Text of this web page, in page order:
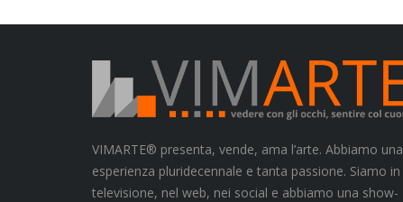
VIMARTE® presenta, vende, ama l’arte. Abbiamo una
esperienza pluridecennale e tanta passione. Siamo in
televisione, nel web, nei social e abbiamo una show-